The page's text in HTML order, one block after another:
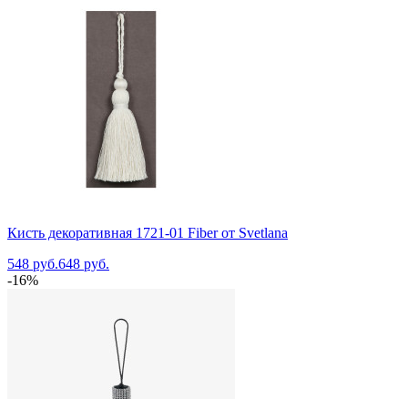
Кисть декоративная 1721-01 Fiber от Svetlana
548 руб.648 руб.
-16%